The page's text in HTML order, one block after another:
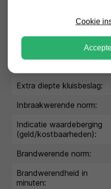
Buitenmaten (HxBxD in
mm):
Binnenmaten (HxBxD in
Extra diepte kluisbeslag:
Inbraakwerende norm:
Indicatie waardeberging
(geld/kostbaarheden):
Brandwerende norm:
Brandwerendheid in
minuten:
Cookie